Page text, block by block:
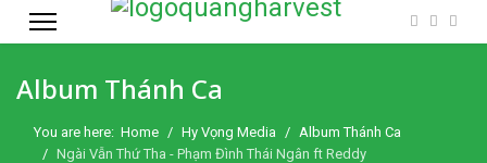
Album Thánh Ca
You are here: Home Hy Vọng Media
Album Thánh Ca
Ngài Vẫn Thứ Tha - Phạm Đình Thái Ngân ft Reddy